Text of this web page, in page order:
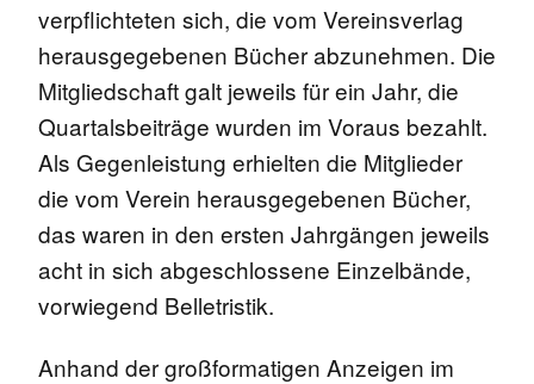
verpflichteten sich, die vom Vereinsverlag
herausgegebenen Bücher abzunehmen. Die
Mitgliedschaft galt jeweils für ein Jahr, die
Quartalsbeiträge wurden im Voraus bezahlt.
Als Gegenleistung erhielten die Mitglieder
die vom Verein herausgegebenen Bücher,
das waren in den ersten Jahrgängen jeweils
acht in sich abgeschlossene Einzelbände,
vorwiegend Belletristik.
Anhand der großformatigen Anzeigen im